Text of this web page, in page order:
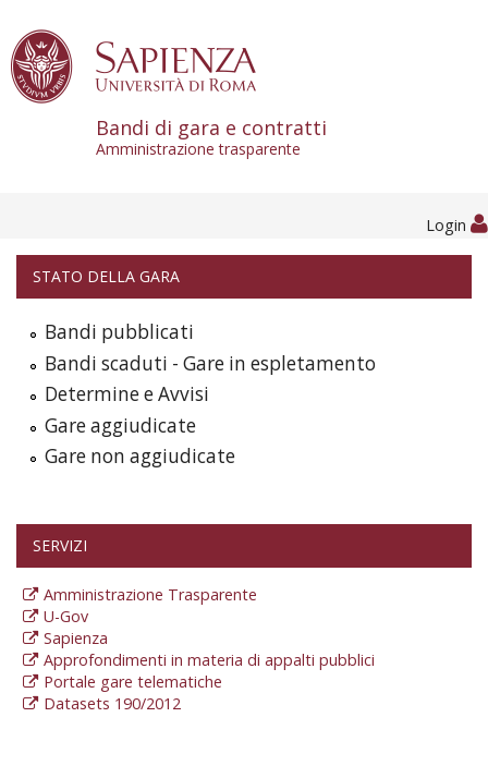
Bandi di gara e contratti
Amministrazione trasparente
Login
STATO DELLA GARA
Bandi pubblicati
Bandi scaduti - Gare in espletamento
Determine e Avvisi
Gare aggiudicate
Gare non aggiudicate
SERVIZI
Amministrazione Trasparente
U-Gov
Sapienza
Approfondimenti in materia di appalti pubblici
Portale gare telematiche
Datasets 190/2012